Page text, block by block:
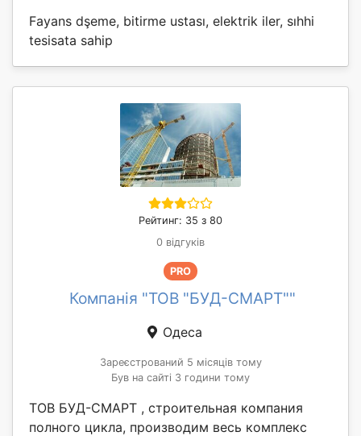
Fayans dşeme, bitirme ustası, elektrik iler, sıhhi
tesisata sahip
Рейтинг: 35 з 80
0 відгуків
PRO
Компанія "ТОВ "БУД-СМАРТ""
Одеса
Зареєстрований 5 місяців тому
Був на сайті 3 години тому
ТОВ БУД-СМАРТ , строительная компания
полного цикла, производим весь комплекс